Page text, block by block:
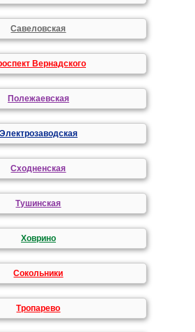
Савеловская
Вернадского
Полежаевская
Электрозаводская
Сходненская
Тушинская
Ховрино
Сокольники
Тропарево